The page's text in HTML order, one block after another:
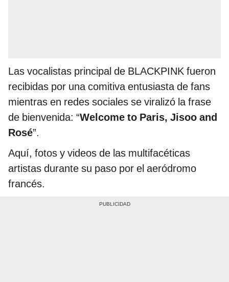
Las vocalistas principal de BLACKPINK fueron
recibidas por una comitiva entusiasta de fans
mientras en redes sociales se viralizó la frase
de bienvenida: “Welcome to Paris, Jisoo and
Rosé”.
Aquí, fotos y videos de las multifacéticas
artistas durante su paso por el aeródromo
francés.